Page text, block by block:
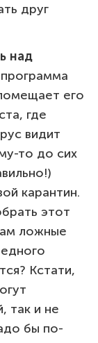
друг
над
программа
его
где
видит
то до сих
карантин.
этот
ложные
Кстати,
так и не
бы по-